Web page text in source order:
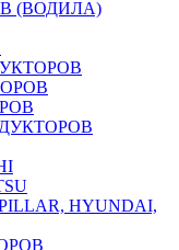
(ВОДИЛА)
HYUNDAI,